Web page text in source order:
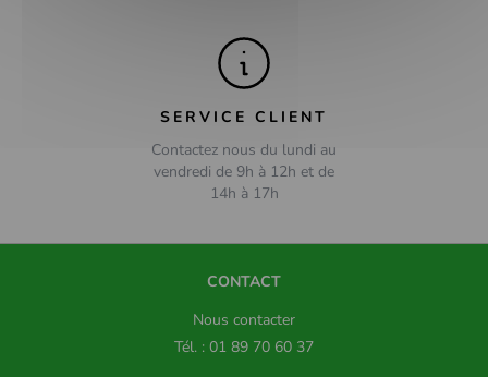
SERVICE CLIENT
Contactez nous du lundi au
vendredi de 9h à 12h et de
14h à 17h
CONTACT
Nous contacter
Tél. : 01 89 70 60 37